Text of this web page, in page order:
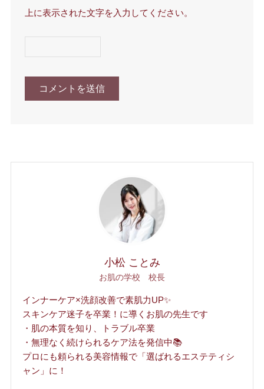
上に表示された文字を入力してください。
小松 ことみ
お肌の学校 校長
インナーケア×洗顔改善で素肌力UP✨
スキンケア迷子を卒業！に導くお肌の先生です
・肌の本質を知り、トラブル卒業
・無理なく続けられるケア法を発信中📚
プロにも頼られる美容情報で「選ばれるエステティシ
ャン」に！